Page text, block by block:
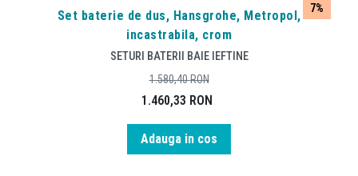
7%
Set baterie de dus, Hansgrohe, Metropol,
incastrabila, crom
SETURI BATERII BAIE IEFTINE
1.460,33 RON
1.580,40RON
Adauga in cos